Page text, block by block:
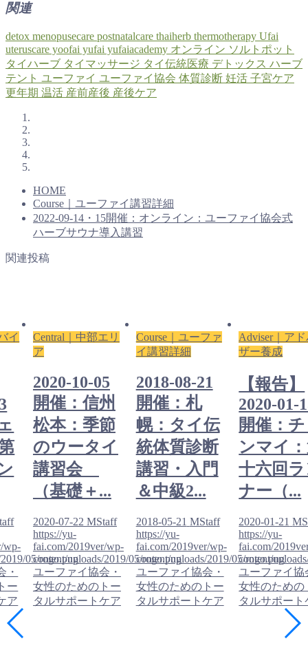
関連
detox menopusecare postnatalcare thaiherb thermotherapy Ufai
uteruscare yoofai yufai yufaiacademy オンライン ソルトポット
タイハーブ タイマッサージ タイ伝統医療 デトックス ハーブ
テント ユーファイ ユーファイ協会 体質診断 妊活 子宮ケア
更年期 温活 産前産後 産後ケア
HOME
Course｜ユーファイ講習詳細
2022-09-14・15開催：オンライン：ユーファイ協会式
ハーブサウナ導入講習
関連投稿
イ
wp-
05/rogo.png
・
ー
ア
Central｜中部エリ
ア
2020-10-05
開催：信州
松本：季節
のウータイ
講習会
（基礎＋...
2020-07-22 MStaff
https://yu-
fai.com/2019ver/wp-
content/uploads/2019/05/rogo.png
ユーファイ協会・
女性のためのトー
タルサポートケア
Course｜ユーファ
イ講習詳細
2018-08-21
開催：札
幌：タイ伝
統体質診断
講習・入門
＆中級2...
2018-05-21 MStaff
https://yu-
fai.com/2019ver/wp-
content/uploads/2019/05/rogo.png
ユーファイ協会・
女性のためのトー
タルサポートケア
Adviser｜ア
ザー養成
【報告】
2020-01-
開催：
ンマイ
十六回
ナー（...
2020-01-21
https://yu-
fai.com/
content/
ユーファイ協
女性のための
タルサポート